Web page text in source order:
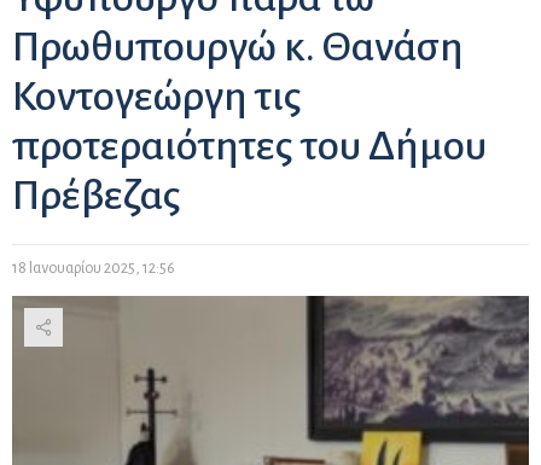
Πρωθυπουργώ κ. Θανάση
Κοντογεώργη τις
προτεραιότητες του Δήμου
Πρέβεζας
18 Ιανουαρίου 2025, 12:56